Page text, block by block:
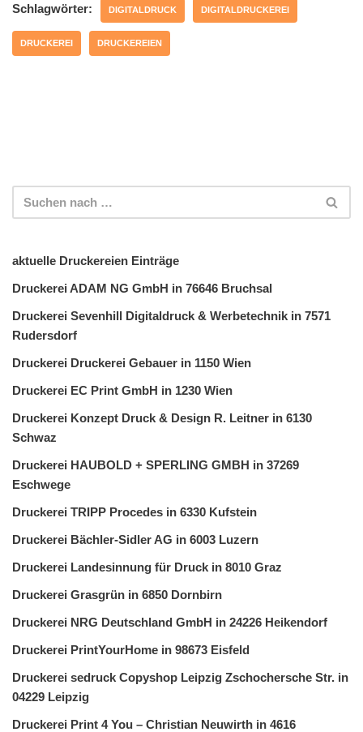
Schlagwörter: DIGITALDRUCK DIGITALDRUCKEREI
DRUCKEREI DRUCKEREIEN
aktuelle Druckereien Einträge
Druckerei ADAM NG GmbH in 76646 Bruchsal
Druckerei Sevenhill Digitaldruck & Werbetechnik in 7571
Rudersdorf
Druckerei Druckerei Gebauer in 1150 Wien
Druckerei EC Print GmbH in 1230 Wien
Druckerei Konzept Druck & Design R. Leitner in 6130
Schwaz
Druckerei HAUBOLD + SPERLING GMBH in 37269
Eschwege
Druckerei TRIPP Procedes in 6330 Kufstein
Druckerei Bächler-Sidler AG in 6003 Luzern
Druckerei Landesinnung für Druck in 8010 Graz
Druckerei Grasgrün in 6850 Dornbirn
Druckerei NRG Deutschland GmbH in 24226 Heikendorf
Druckerei PrintYourHome in 98673 Eisfeld
Druckerei sedruck Copyshop Leipzig Zschochersche Str. in
04229 Leipzig
Druckerei Print 4 You – Christian Neuwirth in 4616